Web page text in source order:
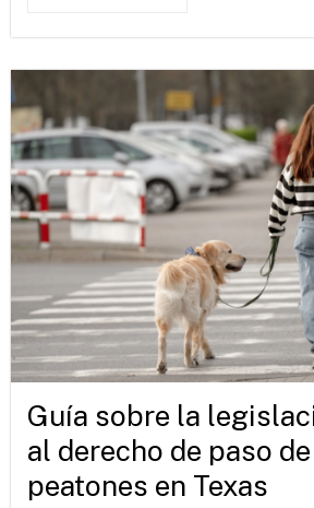
Guía sobre la
al derecho de paso
peatones en Texas